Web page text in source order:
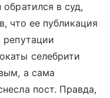
в суд,
что ее публикация
репутации
селебрити
а сама
пост. Правда,